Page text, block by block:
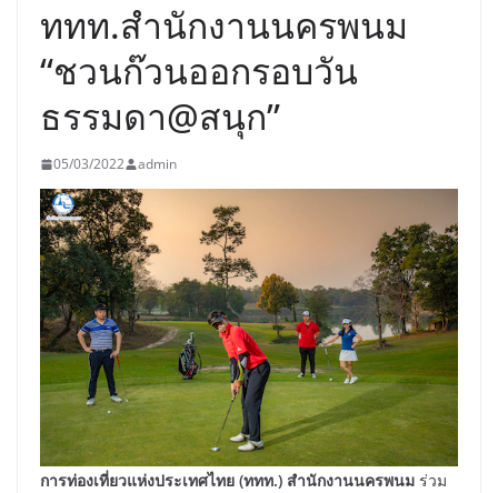
ททท.สำนักงานนครพนม
“ชวนก๊วนออกรอบวัน
ธรรมดา@สนุก”
05/03/2022 admin
การท่องเที่ยวแห่งประเทศไทย (ททท.) สำนักงานนครพนม ร่วม